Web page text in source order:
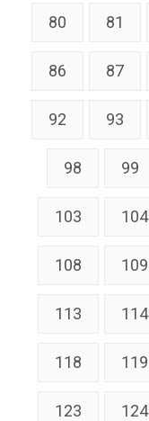
80 81
86 87
92 93
98 99
103 104
108 109
113 114
118 119
123 124